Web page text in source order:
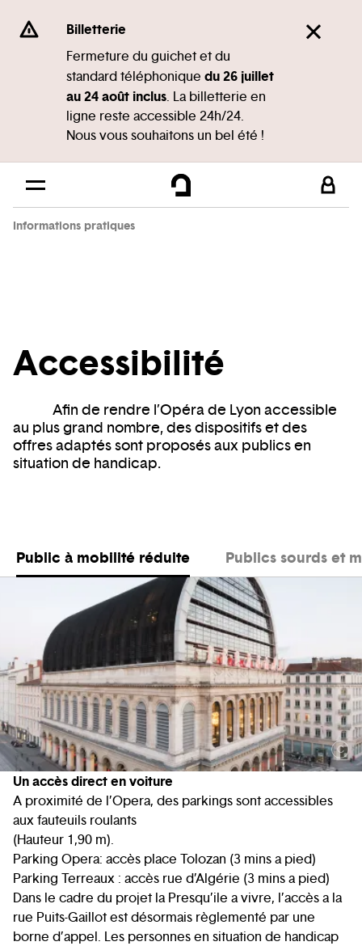
Se rendre au
Contenu principal
Pied de page
Billetterie
Fermeture du guichet et du
standard téléphonique du 26 juillet
au 24 août inclus. La billetterie en
ligne reste accessible 24h/24.
Nous vous souhaitons un bel été !
Informations pratiques
Accessibilité
Afin de rendre l’Opéra de Lyon accessible
au plus grand nombre, des dispositifs et des
offres adaptés sont proposés aux publics en
situation de handicap.
Public à mobilité réduite Publics sourds et
C
Un accès direct en voiture
A proximité de l’Opera, des parkings sont accessibles
aux fauteuils roulants
(Hauteur 1,90 m).
Parking Opera: accès place Tolozan (3 mins a pied)
Parking Terreaux : accès rue d’Algérie (3 mins a pied)
Dans le cadre du projet la Presqu’ile a vivre, l’accès a la
rue Puits-Gaillot est désormais règlementé par une
borne d’appel. Les personnes en situation de handicap